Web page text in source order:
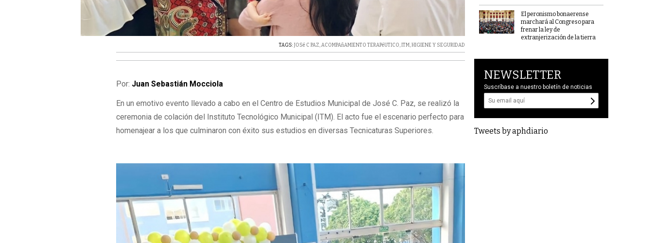
TAGS: JOSé C PAZ,ACOMPAñAMIENTO TERAPéUTICO,ITM,HIGIENE Y SEGURIDAD
Por: Juan Sebastián Mocciola
En un emotivo evento llevado a cabo en el Centro de Estudios Municipal de José C. Paz, se realizó la
ceremonia de colación del Instituto Tecnológico Municipal (ITM). El acto fue el escenario perfecto para
homenajear a los que culminaron con éxito sus estudios en diversas Tecnicaturas Superiores.
El peronismo bonaerense
marchará al Congreso para
frenar la ley de
extranjerización de la tierra
NEWSLETTER
Suscríbase a nuestro boletín de noticias
Tweets by aphdiario